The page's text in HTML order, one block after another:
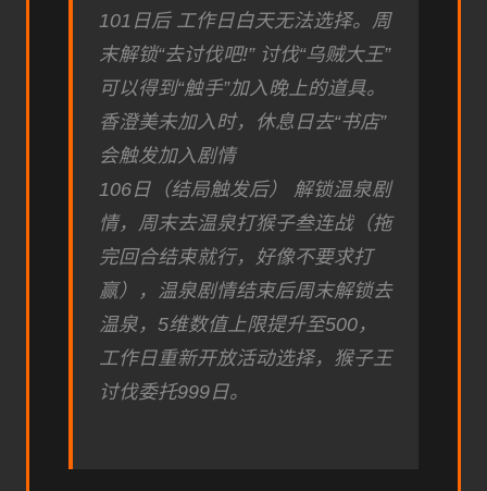
101日后 工作日白天无法选择。周
末解锁“去讨伐吧!” 讨伐“乌贼大王”
可以得到“触手”加入晚上的道具。
香澄美未加入时，休息日去“书店”
会触发加入剧情
106日（结局触发后） 解锁温泉剧
情，周末去温泉打猴子叁连战（拖
完回合结束就行，好像不要求打
赢），温泉剧情结束后周末解锁去
温泉，5维数值上限提升至500，
工作日重新开放活动选择，猴子王
讨伐委托999日。